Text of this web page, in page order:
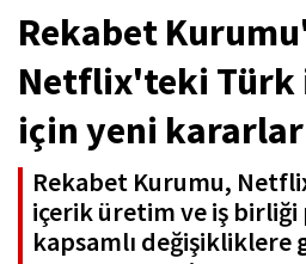
Rekabet
Netflix'teki Türk
için yeni kararlar
Rekabet Kurumu,
içerik üretim ve iş
kapsamlı